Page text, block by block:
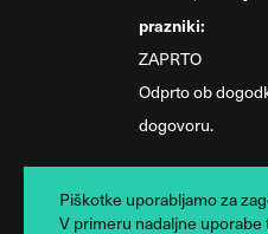
prazniki:
ZAPRTO
Odprto ob
dogovoru.
Piškotke uporabljamo za
V primeru nadaljne